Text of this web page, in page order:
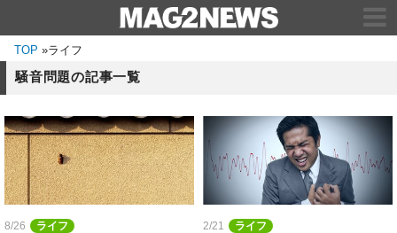
TOP »ライフ
騒音問題の記事一覧
8/26 ライフ 2/21 ライフ